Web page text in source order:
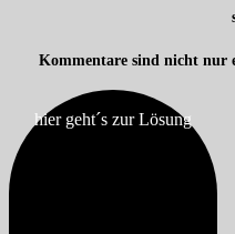
Kommentare sind nicht nur
hier geht´s zur Lösung